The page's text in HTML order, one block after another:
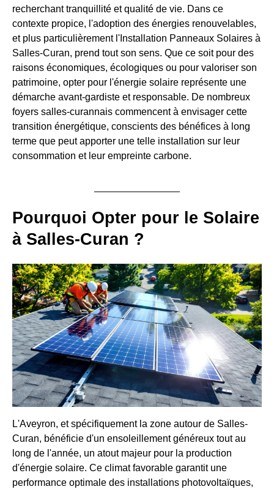
recherchant tranquillité et qualité de vie. Dans ce
contexte propice, l'adoption des énergies renouvelables,
et plus particulièrement l'Installation Panneaux Solaires à
Salles-Curan, prend tout son sens. Que ce soit pour des
raisons économiques, écologiques ou pour valoriser son
patrimoine, opter pour l'énergie solaire représente une
démarche avant-gardiste et responsable. De nombreux
foyers salles-curannais commencent à envisager cette
transition énergétique, conscients des bénéfices à long
terme que peut apporter une telle installation sur leur
consommation et leur empreinte carbone.
Pourquoi Opter pour le Solaire
à Salles-Curan ?
L'Aveyron, et spécifiquement la zone autour de Salles-
Curan, bénéficie d'un ensoleillement généreux tout au
long de l'année, un atout majeur pour la production
d'énergie solaire. Ce climat favorable garantit une
performance optimale des installations photovoltaïques,